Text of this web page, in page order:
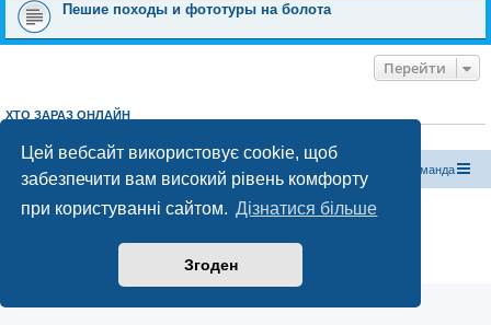
Цей вебсайт використовує cookie, щоб
забезпечити вам високий рівень комфорту
при користуванні сайтом. Дізнатися більше
Згоден
Пешие походы и фототуры на болота
Перейти
ХТО ЗАРАЗ ОНЛАЙН
Магазин спорядження Туристичний форум «Рюкзак» Команда
Працює на phpBB® Forum Software © phpBB Limited